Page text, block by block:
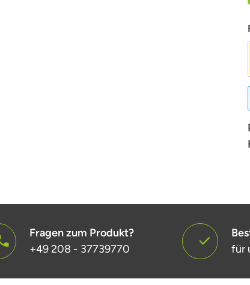
Fragen zum Produkt?
+49 208 - 37739770
für